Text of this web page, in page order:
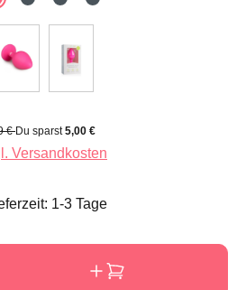
Preis:
€Du sparst5,00 €
Versandkosten
1-3 Tage
Gib den gewünschten